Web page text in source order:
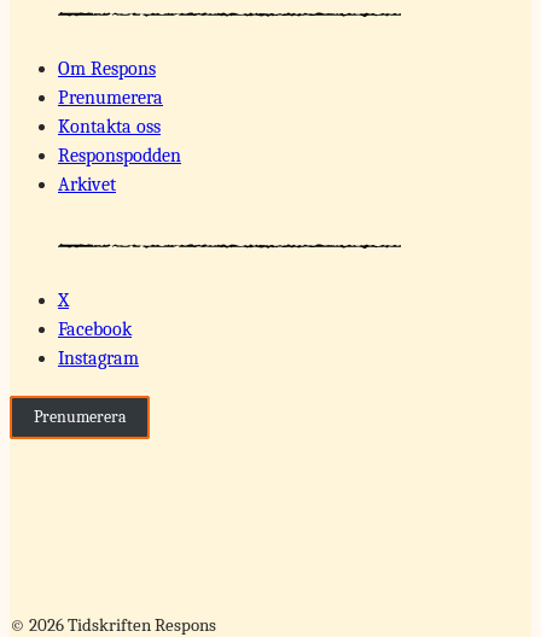
Om Respons
Prenumerera
Kontakta oss
Responspodden
Arkivet
X
Facebook
Instagram
Prenumerera
© 2026 Tidskriften Respons